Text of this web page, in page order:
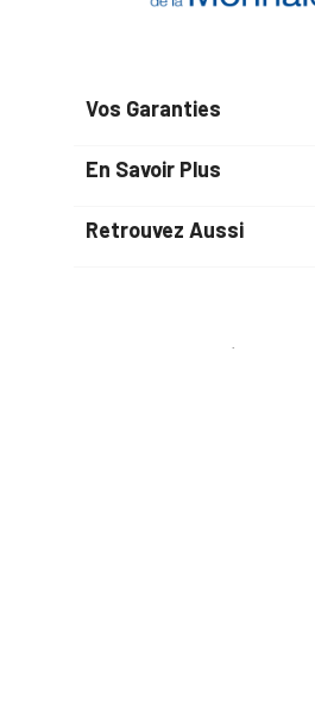
Vos Garanties
En Savoir Plus
Retrouvez Aussi
Suivez-Nous